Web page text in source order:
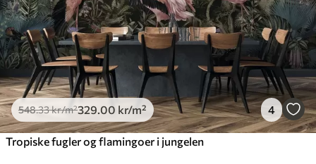
548.33kr/m²329 .00 kr/m² 4
Tropiske fugler og flamingoer i jungelen